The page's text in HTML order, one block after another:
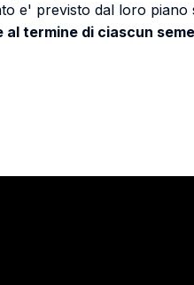
e' previsto dal loro piano
termine di ciascun